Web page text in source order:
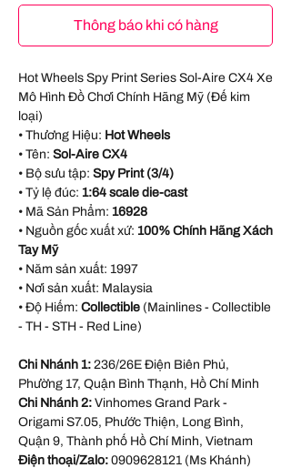
Thông báo khi có hàng
Hot Wheels Spy Print Series Sol-Aire CX4 Xe
Mô Hình Đồ Chơi Chính Hãng Mỹ (Đế kim
loại)
• Thương Hiệu: Hot Wheels
• Tên: Sol-Aire CX4
• Bộ sưu tập: Spy Print (3/4)
• Tỷ lệ đúc: 1:64 scale die-cast
• Mã Sản Phẩm: 16928
• Nguồn gốc xuất xứ: 100% Chính Hãng Xách
Tay Mỹ
• Năm sản xuất: 1997
• Nơi sản xuất: Malaysia
• Độ Hiếm: Collectible (Mainlines - Collectible
- TH - STH - Red Line)
Chi Nhánh 1: 236/26E Điện Biên Phủ,
Phường 17, Quận Bình Thạnh, Hồ Chí Minh
Chi Nhánh 2: Vinhomes Grand Park -
Origami S7.05, Phước Thiện, Long Bình,
Quận 9, Thành phố Hồ Chí Minh, Vietnam
Điện thoại/Zalo: 0909628121 (Ms Khánh)